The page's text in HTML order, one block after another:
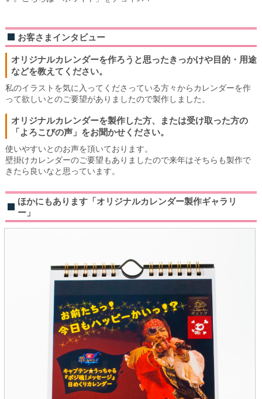
お客さまインタビュー
オリジナルカレンダーを作ろうと思ったきっかけや目的・用途
などを教えてください。
私のイラストを気に入ってくださっている方々からカレンダーを作
って欲しいとのご要望がありましたので製作しました。
オリジナルカレンダーを製作した方、または受け取った方の
「よろこびの声」をお聞かせください。
使いやすいとのお声を頂いております。
壁掛けカレンダーのご要望もありましたので来年はそちらも製作で
きたら良いなと思っています。
ほかにもあります「オリジナルカレンダー製作ギャラリ
ー」